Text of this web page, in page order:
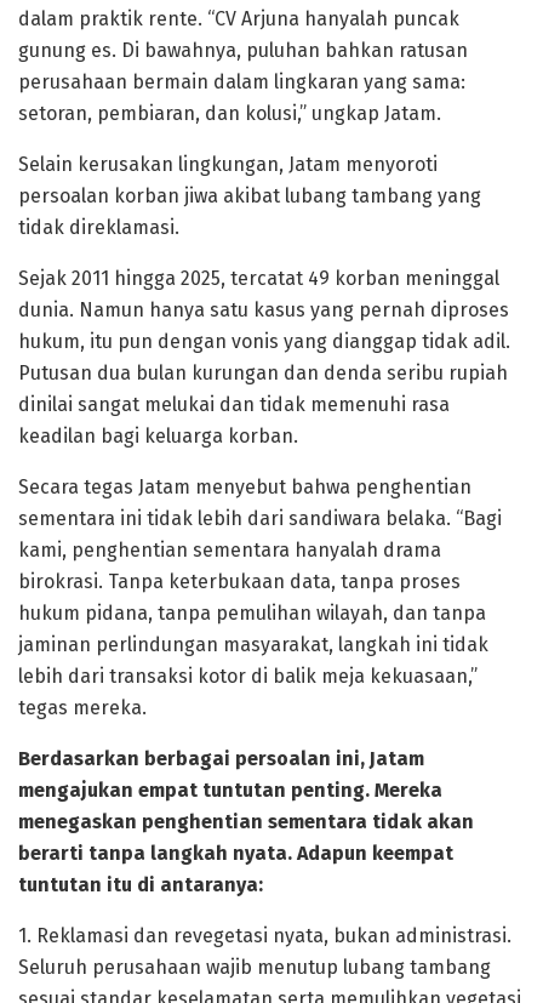
dalam praktik rente. “CV Arjuna hanyalah puncak
gunung es. Di bawahnya, puluhan bahkan ratusan
perusahaan bermain dalam lingkaran yang sama:
setoran, pembiaran, dan kolusi,” ungkap Jatam.
Selain kerusakan lingkungan, Jatam menyoroti
persoalan korban jiwa akibat lubang tambang yang
tidak direklamasi.
Sejak 2011 hingga 2025, tercatat 49 korban meninggal
dunia. Namun hanya satu kasus yang pernah diproses
hukum, itu pun dengan vonis yang dianggap tidak adil.
Putusan dua bulan kurungan dan denda seribu rupiah
dinilai sangat melukai dan tidak memenuhi rasa
keadilan bagi keluarga korban.
Secara tegas Jatam menyebut bahwa penghentian
sementara ini tidak lebih dari sandiwara belaka. “Bagi
kami, penghentian sementara hanyalah drama
birokrasi. Tanpa keterbukaan data, tanpa proses
hukum pidana, tanpa pemulihan wilayah, dan tanpa
jaminan perlindungan masyarakat, langkah ini tidak
lebih dari transaksi kotor di balik meja kekuasaan,”
tegas mereka.
Berdasarkan berbagai persoalan ini, Jatam
mengajukan empat tuntutan penting. Mereka
menegaskan penghentian sementara tidak akan
berarti tanpa langkah nyata. Adapun keempat
tuntutan itu di antaranya:
1. Reklamasi dan revegetasi nyata, bukan administrasi.
Seluruh perusahaan wajib menutup lubang tambang